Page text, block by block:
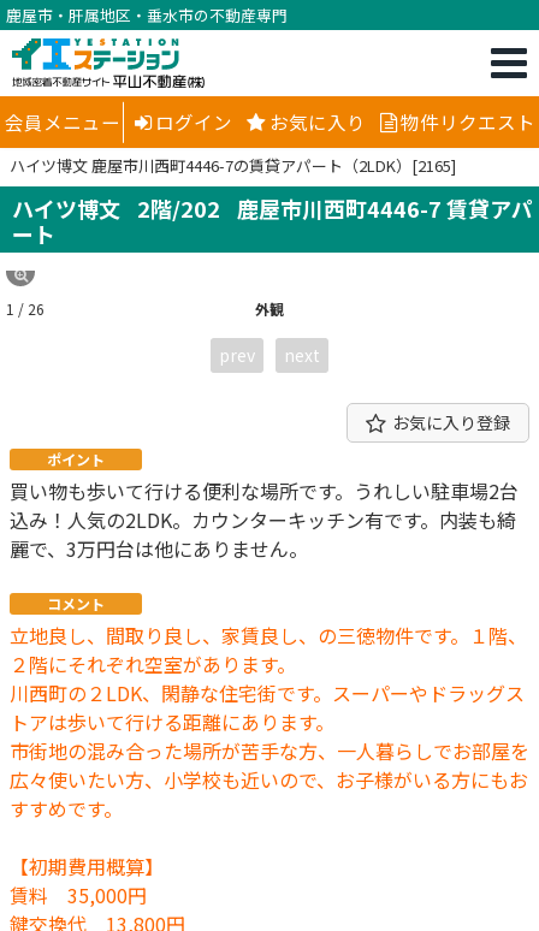
鹿屋市・肝属地区・垂水市の不動産専門
会員メニュー ログイン お気に入り 物件リクエスト
ハイツ博文 鹿屋市川西町4446-7の賃貸アパート（2LDK）[2165]
ハイツ博文 2階/202
鹿屋市川西町4446-7 賃貸アパ
ート
外観
1 / 26
prev next
お気に入り登録
ポイント
買い物も歩いて行ける便利な場所です。うれしい駐車場2台
込み！人気の2LDK。カウンターキッチン有です。内装も綺
麗で、3万円台は他にありません。
コメント
立地良し、間取り良し、家賃良し、の三徳物件です。１階、
２階にそれぞれ空室があります。
川西町の２LDK、閑静な住宅街です。スーパーやドラッグス
トアは歩いて行ける距離にあります。
市街地の混み合った場所が苦手な方、一人暮らしでお部屋を
広々使いたい方、小学校も近いので、お子様がいる方にもお
すすめです。
【初期費用概算】
賃料 35,000円
鍵交換代 13,800円